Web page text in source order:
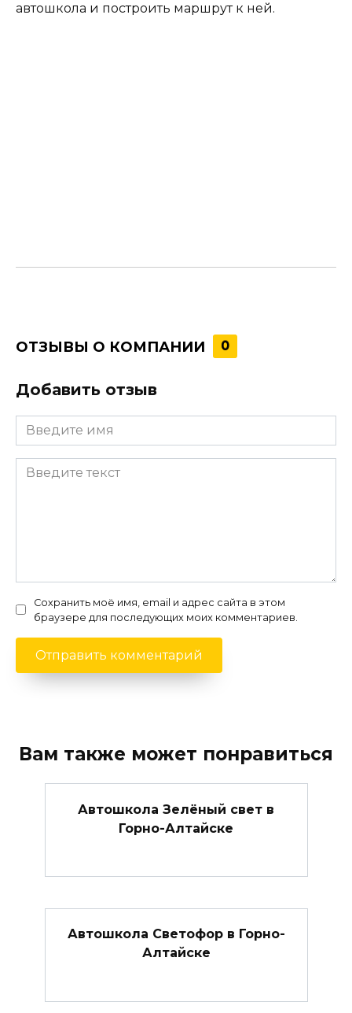
автошкола и построить маршрут к ней.
ОТЗЫВЫ О КОМПАНИИ 0
Добавить отзыв
Сохранить моё имя, email и адрес сайта в этом
браузере для последующих моих комментариев.
Вам также может понравиться
Автошкола Зелёный свет в
Горно-Алтайске
Автошкола Светофор в Горно-
Алтайске